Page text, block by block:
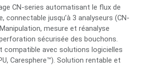
CN-series automatisant le flux de
connectable jusqu’à 3 analyseurs (CN-
mesure et réanalyse
sécurisée des bouchons.
compatible avec solutions logicielles
Caresphere™). Solution rentable et